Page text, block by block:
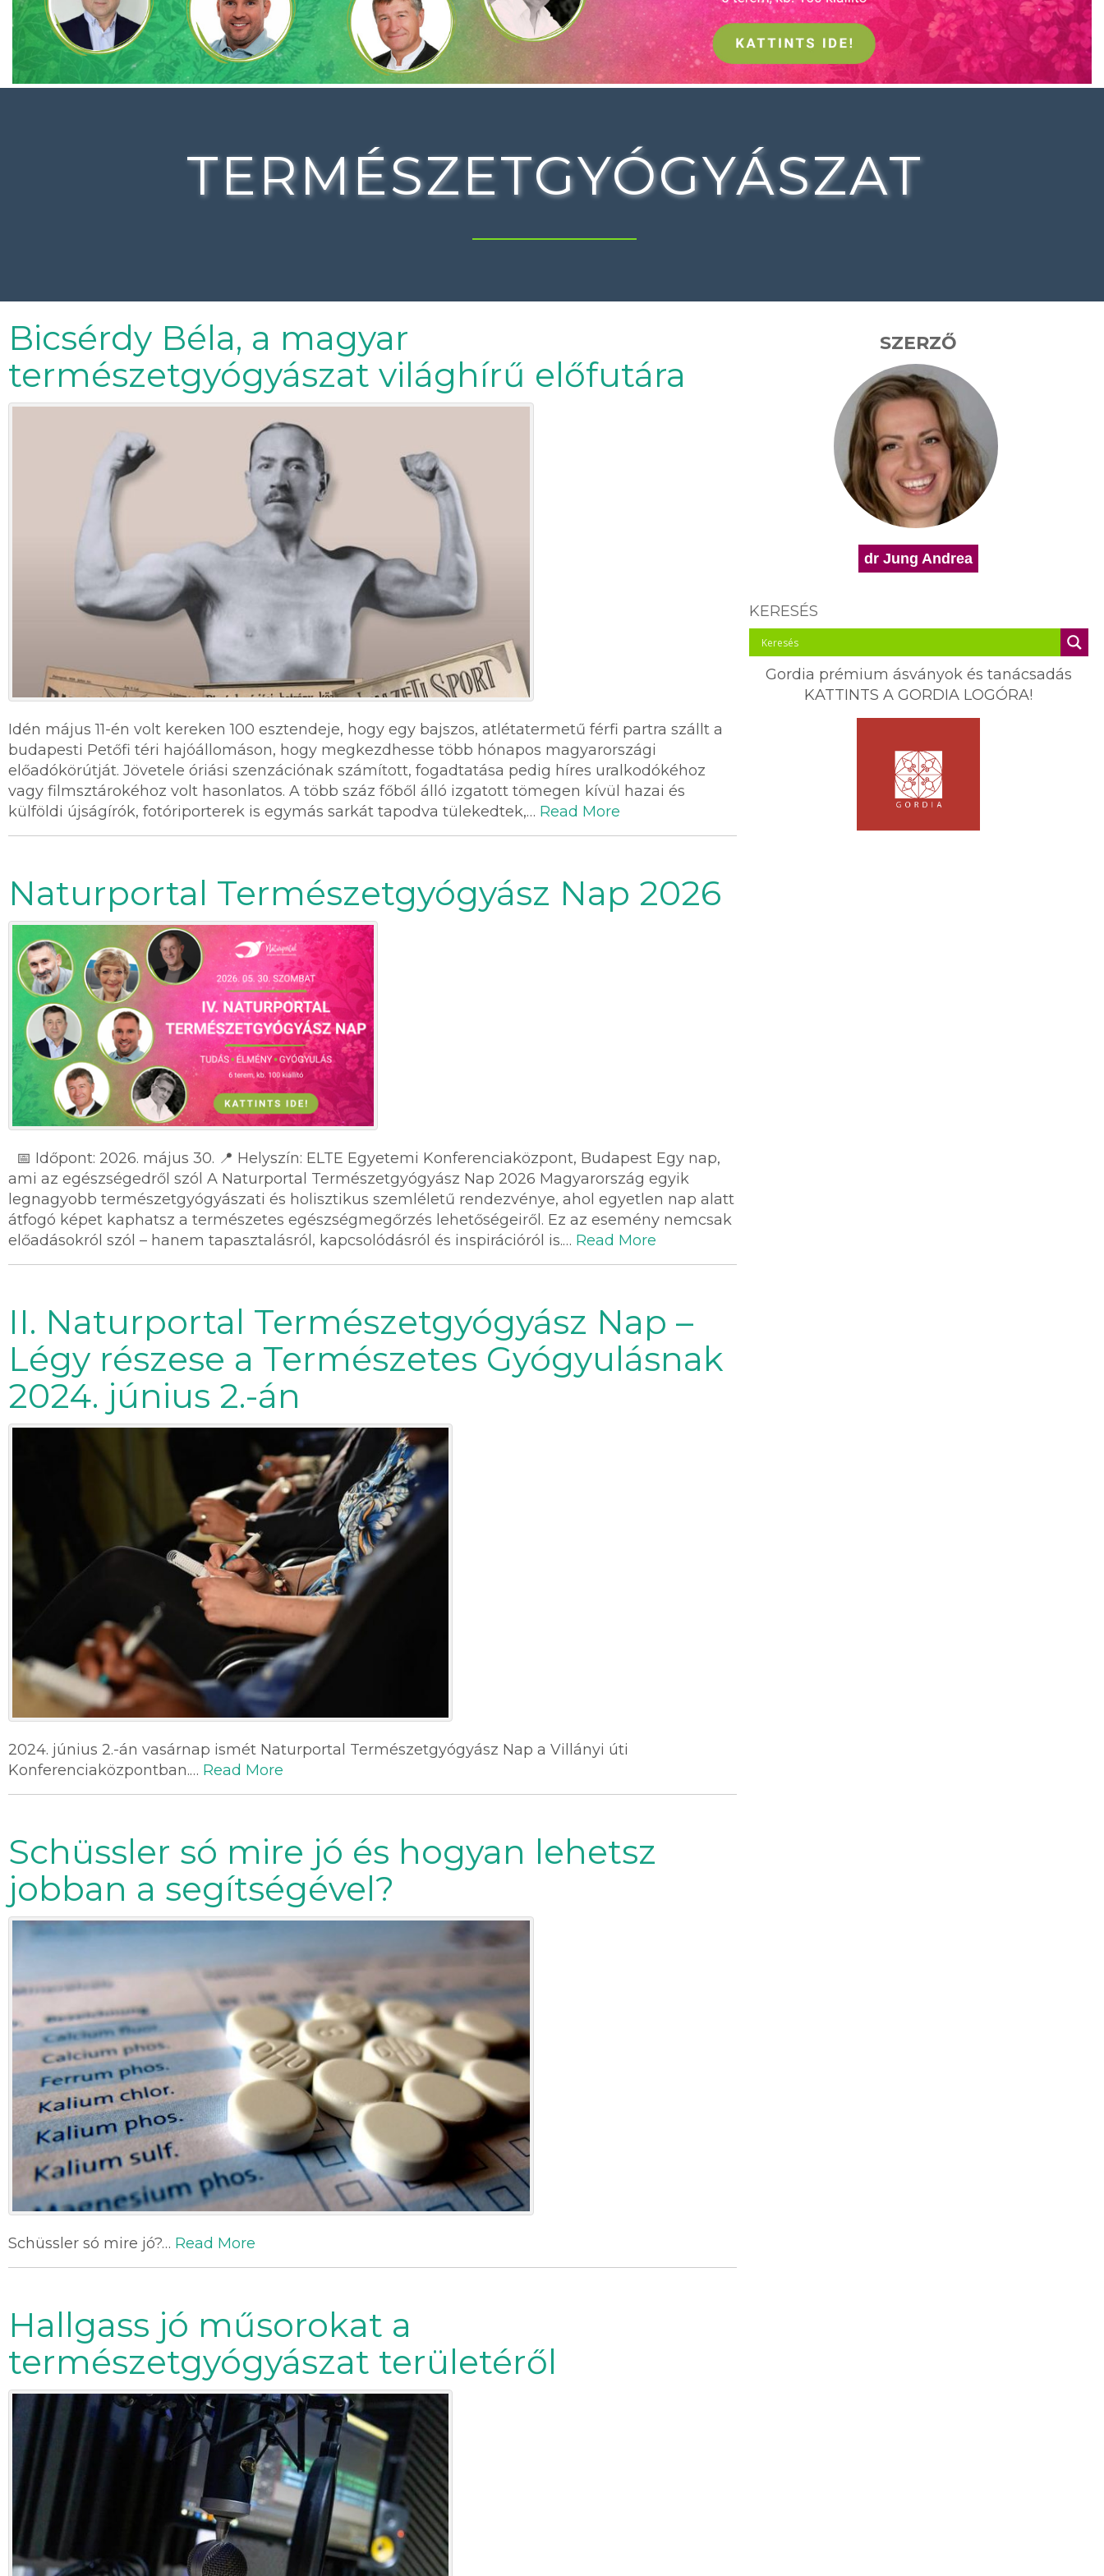
TERMÉSZETGYÓGYÁSZAT
Bicsérdy Béla, a magyar
természetgyógyászat világhírű előfutára
Idén május 11-én volt kereken 100 esztendeje, hogy egy bajszos, atlétatermetű férfi partra szállt a
budapesti Petőfi téri hajóállomáson, hogy megkezdhesse több hónapos magyarországi
előadókörútját. Jövetele óriási szenzációnak számított, fogadtatása pedig híres uralkodókéhoz
vagy filmsztárokéhoz volt hasonlatos. A több száz főből álló izgatott tömegen kívül hazai és
külföldi újságírók, fotóriporterek is egymás sarkát tapodva tülekedtek,… Read More
Naturportal Természetgyógyász Nap 2026
📅 Időpont: 2026. május 30. 📍 Helyszín: ELTE Egyetemi Konferenciaközpont, Budapest Egy nap,
ami az egészségedről szól A Naturportal Természetgyógyász Nap 2026 Magyarország egyik
legnagyobb természetgyógyászati és holisztikus szemléletű rendezvénye, ahol egyetlen nap alatt
átfogó képet kaphatsz a természetes egészségmegőrzés lehetőségeiről. Ez az esemény nemcsak
előadásokról szól – hanem tapasztalásról, kapcsolódásról és inspirációról is.… Read More
II. Naturportal Természetgyógyász Nap –
Légy részese a Természetes Gyógyulásnak
2024. június 2.-án
2024. június 2.-án vasárnap ismét Naturportal Természetgyógyász Nap a Villányi úti
Konferenciaközpontban.… Read More
Schüssler só mire jó és hogyan lehetsz
jobban a segítségével?
Schüssler só mire jó?… Read More
Hallgass jó műsorokat a
természetgyógyászat területéről
SZERZŐ
dr Jung Andrea
KERESÉS
Gordia prémium ásványok és tanácsadás
KATTINTS A GORDIA LOGÓRA!